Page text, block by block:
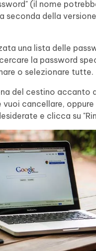
(il nome
seconda della
una lista delle
la password
o selezionare tutte.
del cestino accanto
vuoi cancellare,
e clicca su